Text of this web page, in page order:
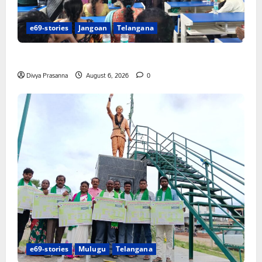
e69-stories Jangoan Telangana
Divya Prasanna August 6, 2026 0
e69-stories Mulugu Telangana